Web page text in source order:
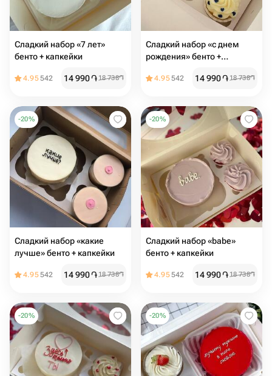
Сладкий набор «7 лет»
бенто + капкейки
4.95542 14 990֏18 738֏
Сладкий набор «с днем
рождения» бенто +
4.95542 14 990֏18 738֏
-20%
Сладкий набор «какие
лучше» бенто + капкейки
4.95542 14 990֏18 738֏
-20%
Сладкий набор «babe»
бенто + капкейки
4.95542 14 990֏18 738֏
-20% -20%